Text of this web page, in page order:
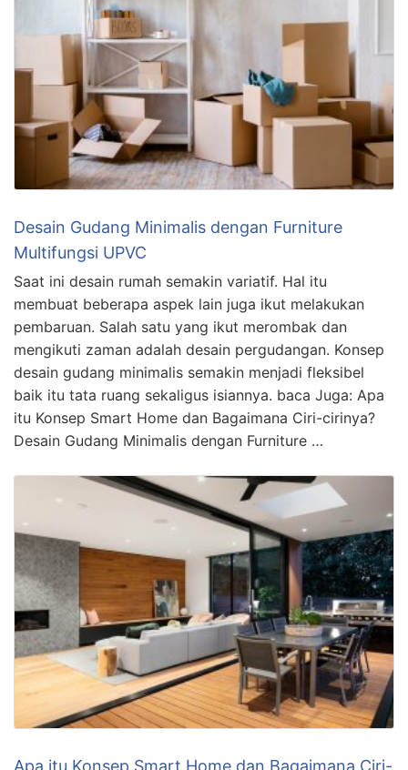
Desain Gudang Minimalis dengan Furniture
Multifungsi UPVC
Saat ini desain rumah semakin variatif. Hal itu
membuat beberapa aspek lain juga ikut melakukan
pembaruan. Salah satu yang ikut merombak dan
mengikuti zaman adalah desain pergudangan. Konsep
desain gudang minimalis semakin menjadi fleksibel
baik itu tata ruang sekaligus isiannya. baca Juga: Apa
itu Konsep Smart Home dan Bagaimana Ciri-cirinya?
Desain Gudang Minimalis dengan Furniture …